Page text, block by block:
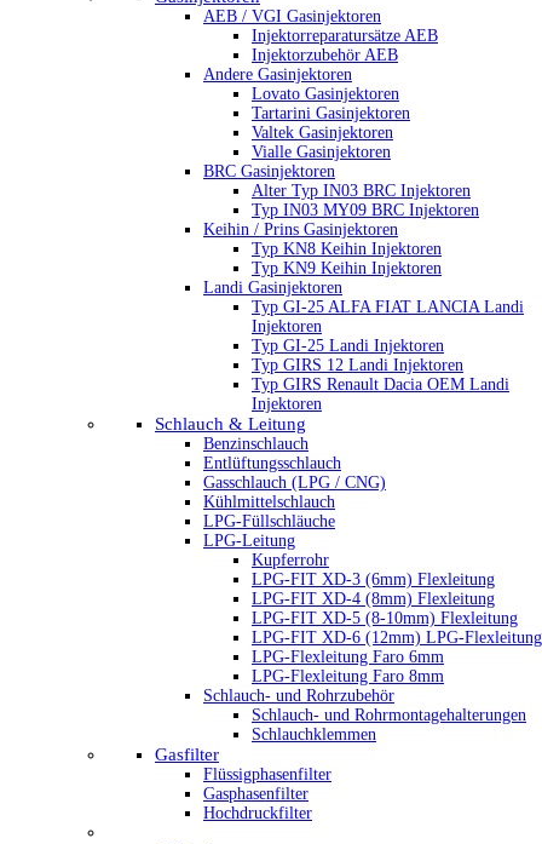
AEB / VGI Gasinjektoren
Injektorreparatursätze AEB
Injektorzubehör AEB
Andere Gasinjektoren
Lovato Gasinjektoren
Tartarini Gasinjektoren
Valtek Gasinjektoren
Vialle Gasinjektoren
BRC Gasinjektoren
Alter Typ IN03 BRC Injektoren
Typ IN03 MY09 BRC Injektoren
Keihin / Prins Gasinjektoren
Typ KN8 Keihin Injektoren
Typ KN9 Keihin Injektoren
Landi Gasinjektoren
Typ GI-25 ALFA FIAT LANCIA Landi
Injektoren
Typ GI-25 Landi Injektoren
Typ GIRS 12 Landi Injektoren
Typ GIRS Renault Dacia OEM Landi
Injektoren
Schlauch & Leitung
Benzinschlauch
Entlüftungsschlauch
Gasschlauch (LPG / CNG)
Kühlmittelschlauch
LPG-Füllschläuche
LPG-Leitung
Kupferrohr
LPG-FIT XD-3 (6mm) Flexleitung
LPG-FIT XD-4 (8mm) Flexleitung
LPG-FIT XD-5 (8-10mm) Flexleitung
LPG-FIT XD-6 (12mm) LPG-Flexleitung
LPG-Flexleitung Faro 6mm
LPG-Flexleitung Faro 8mm
Schlauch- und Rohrzubehör
Schlauch- und Rohrmontagehalterungen
Schlauchklemmen
Gasfilter
Flüssigphasenfilter
Gasphasenfilter
Hochdruckfilter